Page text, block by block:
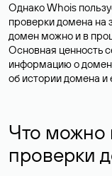
Однако Whois
проверки домена на
домен можно и в
Основная ценность
информацию о
об истории домена и
Что можно
проверки